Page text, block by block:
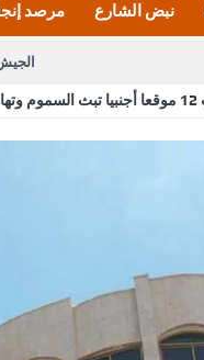
مرصد نبض الشارع
الأمن يتلف 16 مليون حبة كبتاجون و1480 كغم مواد مخدرة
القاضي يلتقي رؤساء تحرير